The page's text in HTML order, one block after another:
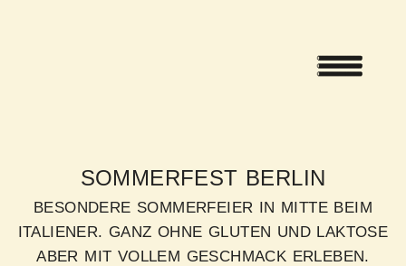
SOMMERFEST BERLIN
BESONDERE SOMMERFEIER IN MITTE BEIM
ITALIENER. GANZ OHNE GLUTEN UND LAKTOSE
ABER MIT VOLLEM GESCHMACK ERLEBEN.